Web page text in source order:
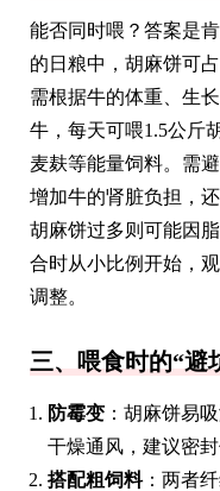
能否同时喂？答案是
的日粮中，胡麻饼可
需根据牛的体重、生
牛，每天可喂1.5公斤
麦麸等能量饲料。需
增加牛的肾脏负担，
胡麻饼过多则可能因
合时从小比例开始，
调整。
三、喂食时的“避
防霉变 ：胡麻饼易
干燥通风，建议密封
搭配粗饲料：两者